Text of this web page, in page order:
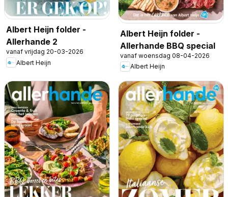
Albert Heijn folder -
Allerhande 2
vanaf vrijdag 20-03-2026
Albert Heijn
Albert Heijn folder -
Allerhande BBQ special
vanaf woensdag 08-04-2026
Albert Heijn